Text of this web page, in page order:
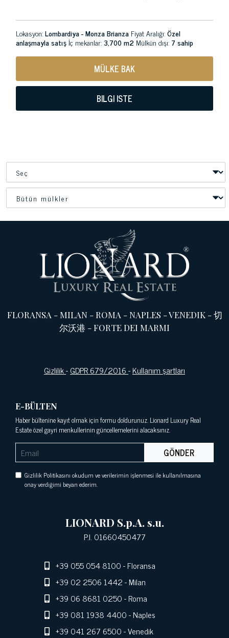
Lokasyon:Lombardiya - Monza Brianza Fiyat Aralığı:Özel
anlaşmayla satış İç mekanlar:3,700 m2 Mülkün dışı: 7 sahip
MÜLKE BAK
BILGI ISTE
FLORANSA -MILAN-ROMA -NAPLES -VENEDIK-切
尔沃港 -FORTE DEI MARMI
Gizlilik-GDPR 679/2016-Kullanım şartları
E-BÜLTEN
Haber bültenine kayıt olmak için formu doldurunuz. Lionard Luxury Real
Estate özel gayri menkullerinin güncellemelerini alacaksınız.
GÖNDER
Gizlilik Politikasını okudum ve verilerimin işlenmesi ile kullanılmasına
onay verdiğimi beyan ederim.
LIONARD S.p.A. s.u.
P.I. 01660450477
+39 055 054 8100- Floransa
+39 02 2506 1442- Milan
+39 06 8681 0250- Roma
+39 081 1938 4400- Naples
+39 041 267 6500- Venedik